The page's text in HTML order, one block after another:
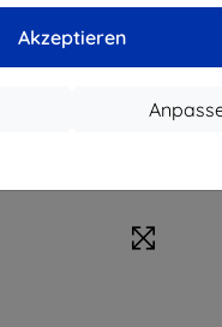
Akzeptieren